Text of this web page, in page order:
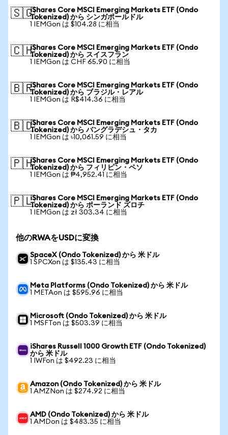
🇸🇬iShares Core MSCI Emerging Markets ETF (Ondo
Tokenized) から シンガポールドル
1 IEMGon は $104.28 に相当
🇨🇭iShares Core MSCI Emerging Markets ETF (Ondo
Tokenized) から スイスフラン
1 IEMGon は CHF 65.90 に相当
🇧🇷iShares Core MSCI Emerging Markets ETF (Ondo
Tokenized) から ブラジル・レアル
1 IEMGon は R$414.36 に相当
🇧🇩iShares Core MSCI Emerging Markets ETF (Ondo
Tokenized) から バングラデシュ・タカ
1 IEMGon は ৳10,061.59 に相当
🇵🇭iShares Core MSCI Emerging Markets ETF (Ondo
Tokenized) から フィリピン・ペソ
1 IEMGon は ₱4,952.41 に相当
🇵🇱iShares Core MSCI Emerging Markets ETF (Ondo
Tokenized) から ポーランド ズロチ
1 IEMGon は zł 303.34 に相当
他のRWAをUSDに変換
SpaceX (Ondo Tokenized) から 米ドル
1 SPCXon は $135.43 に相当
Meta Platforms (Ondo Tokenized) から 米ドル
1 METAon は $595.96 に相当
Microsoft (Ondo Tokenized) から 米ドル
1 MSFTon は $503.39 に相当
iShares Russell 1000 Growth ETF (Ondo Tokenized)
から 米ドル
1 IWFon は $492.23 に相当
Amazon (Ondo Tokenized) から 米ドル
1 AMZNon は $274.92 に相当
AMD (Ondo Tokenized) から 米ドル
1 AMDon は $483.35 に相当